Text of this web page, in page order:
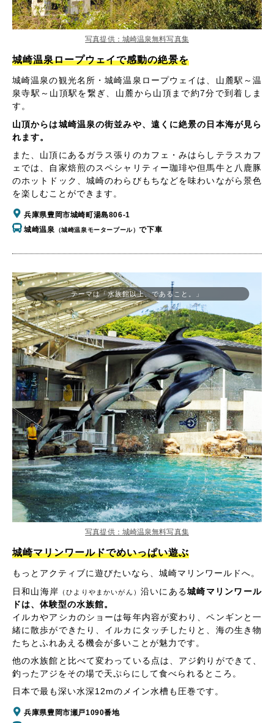
写真提供：城崎温泉無料写真集
城崎温泉ロープウェイで感動の絶景を
城崎温泉の観光名所・城崎温泉ロープウェイは、山麓駅～温
泉寺駅～山頂駅を繋ぎ、山麓から山頂まで約7分で到着しま
す。
山頂からは城崎温泉の街並みや、遠くに絶景の日本海が見ら
れます。
また、山頂にあるガラス張りのカフェ・みはらしテラスカフ
ェでは、自家焙煎のスペシャリティー珈琲や但馬牛と八鹿豚
のホットドック、城崎のわらびもちなどを味わいながら景色
を楽しむことができます。
兵庫県豊岡市城崎町湯島806-1
城崎温泉 （城崎温泉モータープール）で下車
城崎マリンワールドでめいっぱい遊ぶ
もっとアクティブに遊びたいなら、城崎マリンワールドへ。
日和山海岸 （ひよりやまかいがん） 沿いにある城崎マリンワール
ドは、体験型の水族館。
イルカやアシカのショーは毎年内容が変わり、ペンギンと一
緒に散歩ができたり、イルカにタッチしたりと、海の生き物
たちとふれあえる機会が多いことが魅力です。
他の水族館と比べて変わっている点は、アジ釣りができて、
釣ったアジをその場で天ぷらにして食べられるところ。
日本で最も深い水深12mのメイン水槽も圧巻です。
兵庫県豊岡市瀬戸1090番地
テーマは「水族館以上、であること。」
写真提供：城崎温泉無料写真集